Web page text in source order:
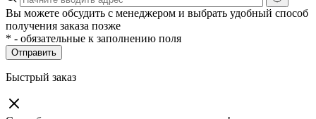
Вы можете обсудить с менеджером и выбрать удобный способ
получения заказа позже
* - обязательные к заполнению поля
Отправить
Быстрый заказ